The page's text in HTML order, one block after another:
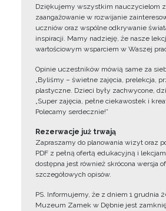
Dziękujemy wszystkim nauczycielom
zaangażowanie w rozwijanie
uczniów oraz wspólne odkrywanie
inspiracji. Mamy nadzieję, że nasze
wartościowym wsparciem w Waszej
Opinie uczestników mówią same za
„Byliśmy – świetne zajęcia, prelekcja,
plastyczne. Dzieci były zachwycone,
„Super zajęcia, pełne ciekawostek i
Polecamy serdecznie!”
Rezerwacje już trwają
Zapraszamy do planowania wizyt oraz
PDF z pełną ofertą edukacyjną i
dostępna jest również skrócona wersja
szczegółowych opisów.
PS. Informujemy, że z dniem 1 grudnia
Muzeum Zamek w Dębnie jest